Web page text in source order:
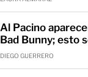
Al Pacino
Bad Bunny; esto
DIEGO GUERRERO